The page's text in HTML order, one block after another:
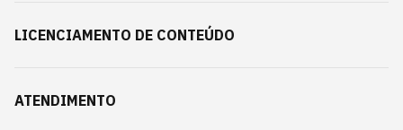
LICENCIAMENTO DE CONTEÚDO
ATENDIMENTO